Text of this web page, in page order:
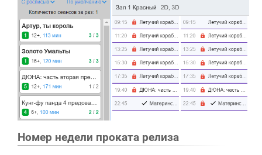
Номер недели проката релиза